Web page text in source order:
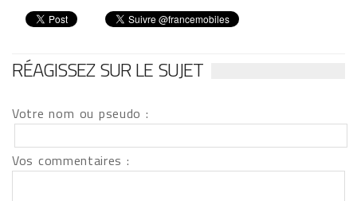
RÉAGISSEZ SUR LE SUJET
Votre nom ou pseudo :
Vos commentaires :